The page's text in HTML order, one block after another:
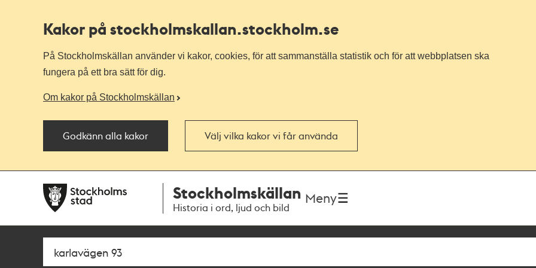
Kakor på stockholmskallan.stockholm.se
På Stockholmskällan använder vi kakor, cookies, för att sammanställa statistik och för att webbplatsen ska
fungera på ett bra sätt för dig.
Om kakor på Stockholmskällan
Godkänn alla kakor Välj vilka kakor vi får använda
navigationen
huvudinnehållet
Stockholmskällan
Historia i ord, ljud och bild
Meny
Sök